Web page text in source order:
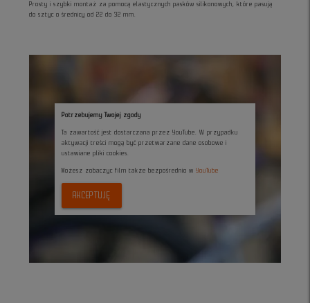
Prosty i szybki montaż za pomocą elastycznych pasków silikonowych, które pasują
do sztyc o średnicy od 22 do 32 mm.
Potrzebujemy Twojej zgody
Ta zawartość jest dostarczana przez YouTube. W przypadku
aktywacji treści mogą być przetwarzane dane osobowe i
ustawiane pliki cookies.
Możesz zobaczyc film także bezpośrednio w YouTube
AKCEPTUJĘ